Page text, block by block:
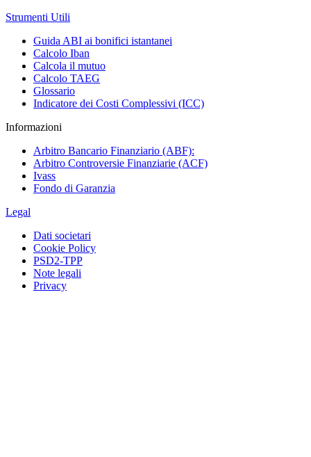
Strumenti Utili
Guida ABI ai bonifici istantanei
Calcolo Iban
Calcola il mutuo
Calcolo TAEG
Glossario
Indicatore dei Costi Complessivi (ICC)
Informazioni
Arbitro Bancario Finanziario (ABF):
Arbitro Controversie Finanziarie (ACF)
Ivass
Fondo di Garanzia
Legal
Dati societari
Cookie Policy
PSD2-TPP
Note legali
Privacy